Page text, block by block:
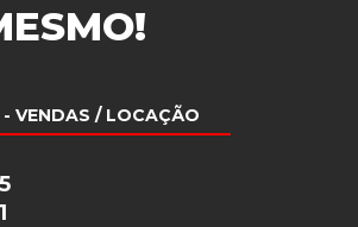
- VENDAS / LOCAÇÃO